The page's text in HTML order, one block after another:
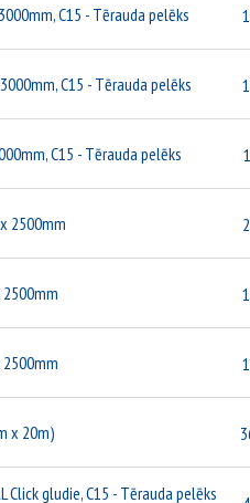
C15 - Tērauda pelēks
C15 - Tērauda pelēks
C15 - Tērauda pelēks
2500mm
x 20m)
Click gludie, C15 - Tērauda pelēks